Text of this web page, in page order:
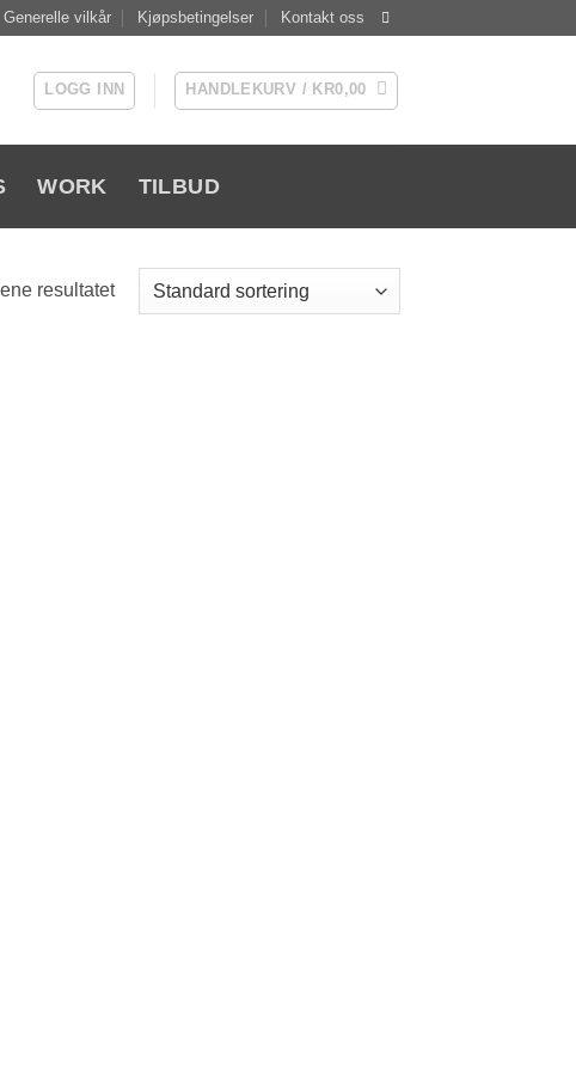
Generelle vilkår Kjøpsbetingelser Kontakt oss
LOGG INN HANDLEKURV / KR0,00
WORK TILBUD
resultatet